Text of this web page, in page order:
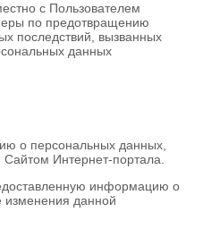
с Пользователем
по предотвращению
последствий, вызванных
данных
о персональных данных,
Интернет-портала.
информацию о
изменения данной